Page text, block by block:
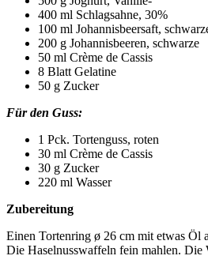
400 ml Schlagsahne, 30%
100 ml Johannisbeersaft,
200 g Johannisbeeren, schwarze
50 ml Crème de Cassis
8 Blatt Gelatine
50 g Zucker
Für den Guss:
1 Pck. Tortenguss, roten
30 ml Crème de Cassis
30 g Zucker
220 ml Wasser
Zubereitung
Einen Tortenring ø 26 cm mit etwas Öl
Die Haselnusswaffeln fein mahlen. Die